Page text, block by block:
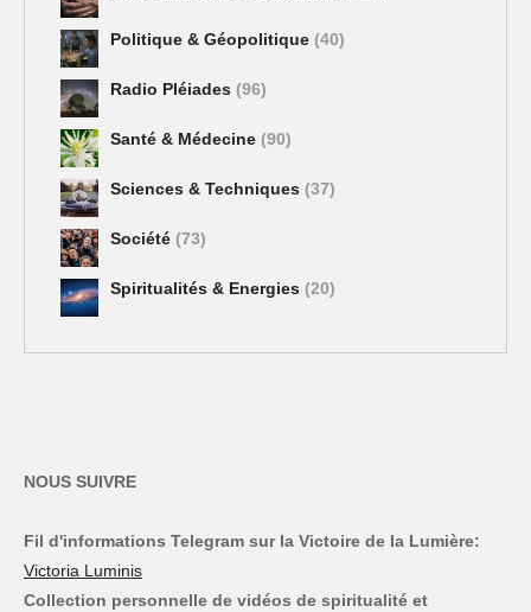
Politique & Géopolitique (40)
Radio Pléiades (96)
Santé & Médecine (90)
Sciences & Techniques (37)
Société (73)
Spiritualités & Energies (20)
NOUS SUIVRE
Fil d'informations Telegram sur la Victoire de la Lumière:
Victoria Luminis
Collection personnelle de vidéos de spiritualité et